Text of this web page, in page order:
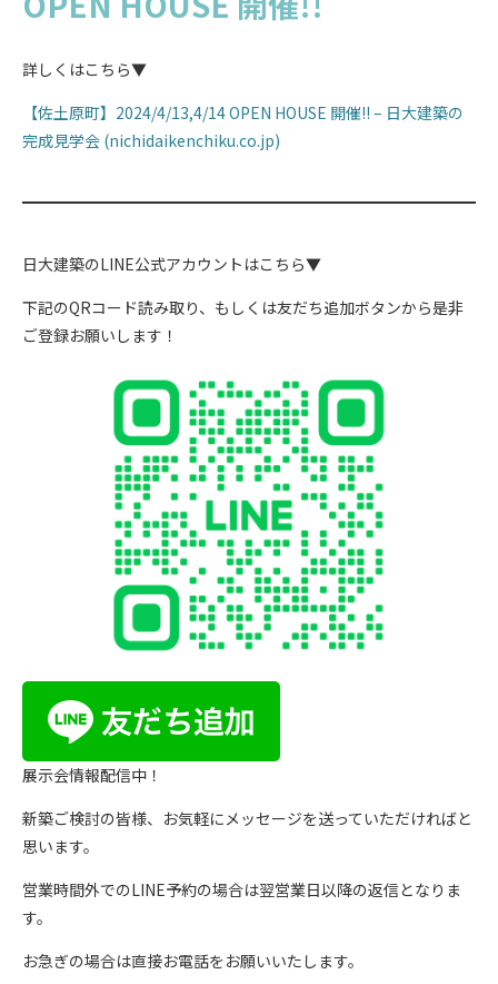
詳しくはこちら▼
【佐土原町】2024/4/13,4/14 OPEN HOUSE 開催!! – 日大建築の
完成見学会 (nichidaikenchiku.co.jp)
日大建築のLINE公式アカウントはこちら▼
下記のQRコード読み取り、もしくは友だち追加ボタンから是非
ご登録お願いします！
展示会情報配信中！
新築ご検討の皆様、お気軽にメッセージを送っていただければと
思います。
営業時間外でのLINE予約の場合は翌営業日以降の返信となりま
す。
お急ぎの場合は直接お電話をお願いいたします。